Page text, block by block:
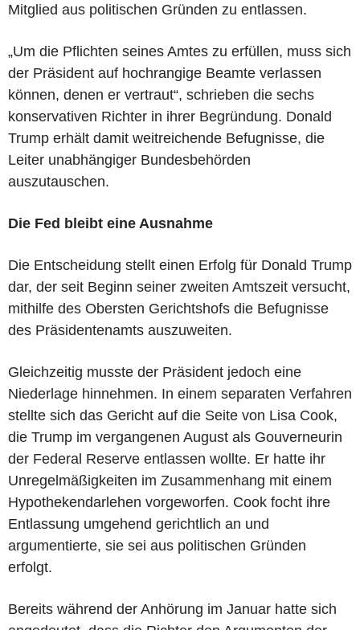
Mitglied aus politischen Gründen zu entlassen.
„Um die Pflichten seines Amtes zu erfüllen, muss sich
der Präsident auf hochrangige Beamte verlassen
können, denen er vertraut“, schrieben die sechs
konservativen Richter in ihrer Begründung. Donald
Trump erhält damit weitreichende Befugnisse, die
Leiter unabhängiger Bundesbehörden
auszutauschen.
Die Fed bleibt eine Ausnahme
Die Entscheidung stellt einen Erfolg für Donald Trump
dar, der seit Beginn seiner zweiten Amtszeit versucht,
mithilfe des Obersten Gerichtshofs die Befugnisse
des Präsidentenamts auszuweiten.
Gleichzeitig musste der Präsident jedoch eine
Niederlage hinnehmen. In einem separaten Verfahren
stellte sich das Gericht auf die Seite von Lisa Cook,
die Trump im vergangenen August als Gouverneurin
der Federal Reserve entlassen wollte. Er hatte ihr
Unregelmäßigkeiten im Zusammenhang mit einem
Hypothekendarlehen vorgeworfen. Cook focht ihre
Entlassung umgehend gerichtlich an und
argumentierte, sie sei aus politischen Gründen
erfolgt.
Bereits während der Anhörung im Januar hatte sich